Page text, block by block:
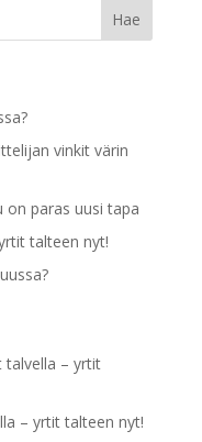
vinkit värin
on paras uusi tapa
talteen nyt!
talvella – yrtit
– yrtit talteen nyt!